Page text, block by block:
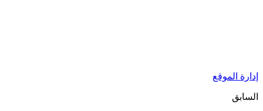
إدارة الموقع
السابق